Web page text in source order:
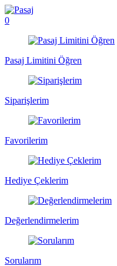
0
Pasaj Limitini Öğren
Siparişlerim
Favorilerim
Hediye Çeklerim
Değerlendirmelerim
Sorularım